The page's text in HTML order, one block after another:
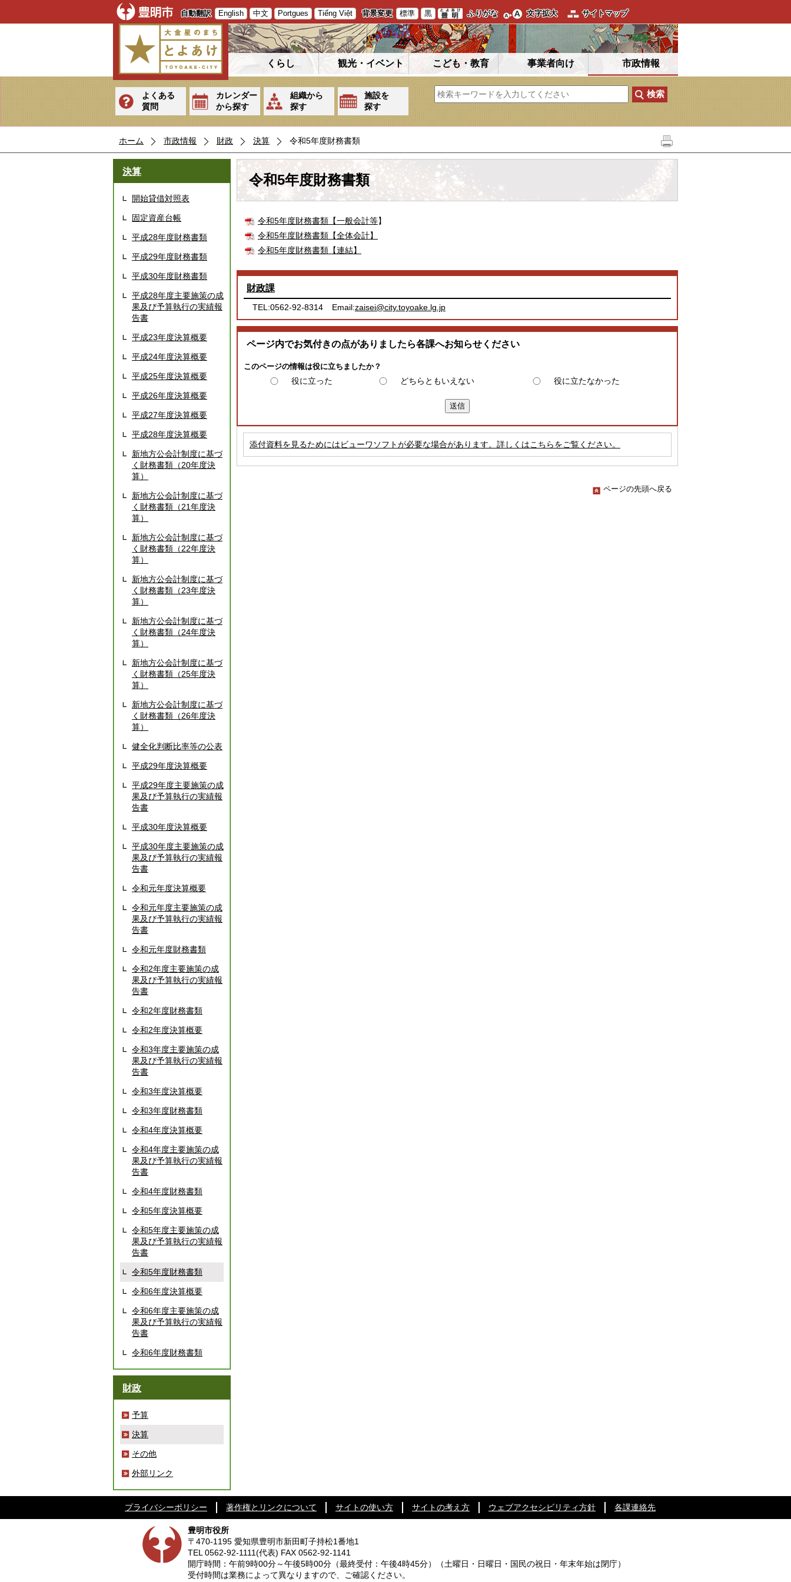
自動翻訳 English 中文 Portgues Tiếng Việt 背景変更 標準 黒 ふりがな 文字拡大 サイトマップ
くらし 観光・イベント こども・教育 事業者向け 市政情報
よくある
質問
カレンダー
から探す
組織から
探す
施設を
探す
ホーム 市政情報 財政 決算 令和5年度財務書類
決算
開始貸借対照表
固定資産台帳
平成28年度財務書類
平成29年度財務書類
平成30年度財務書類
平成28年度主要施策の成
果及び予算執行の実績報
告書
平成23年度決算概要
平成24年度決算概要
平成25年度決算概要
平成26年度決算概要
平成27年度決算概要
平成28年度決算概要
新地方公会計制度に基づ
く財務書類（20年度決
算）
新地方公会計制度に基づ
く財務書類（21年度決
算）
新地方公会計制度に基づ
く財務書類（22年度決
算）
新地方公会計制度に基づ
く財務書類（23年度決
算）
新地方公会計制度に基づ
く財務書類（24年度決
算）
新地方公会計制度に基づ
く財務書類（25年度決
算）
新地方公会計制度に基づ
く財務書類（26年度決
算）
健全化判断比率等の公表
平成29年度決算概要
平成29年度主要施策の成
果及び予算執行の実績報
告書
平成30年度決算概要
平成30年度主要施策の成
果及び予算執行の実績報
告書
令和元年度決算概要
令和元年度主要施策の成
果及び予算執行の実績報
告書
令和元年度財務書類
令和2年度主要施策の成
果及び予算執行の実績報
告書
令和2年度財務書類
令和2年度決算概要
令和3年度主要施策の成
果及び予算執行の実績報
告書
令和3年度決算概要
令和3年度財務書類
令和4年度決算概要
令和4年度主要施策の成
果及び予算執行の実績報
告書
令和4年度財務書類
令和5年度決算概要
令和5年度主要施策の成
果及び予算執行の実績報
告書
令和5年度財務書類
令和6年度決算概要
令和6年度主要施策の成
果及び予算執行の実績報
告書
令和6年度財務書類
財政
予算
決算
その他
外部リンク
令和5年度財務書類
令和5年度財務書類【一般会計等】
令和5年度財務書類【全体会計】
令和5年度財務書類【連結】
財政課
TEL:0562-92-8314 Email:zaisei@city.toyoake.lg.jp
ページ内でお気付きの点がありましたら各課へお知らせください
このページの情報は役に立ちましたか？
役に立った どちらともいえない 役に立たなかった
添付資料を見るためにはビューワソフトが必要な場合があります。詳しくはこちらをご覧ください。
ページの先頭へ戻る
プライバシーポリシー 著作権とリンクについて サイトの使い方 サイトの考え方 ウェブアクセシビリティ方針 各課連絡先
豊明市役所
〒470-1195 愛知県豊明市新田町子持松1番地1
TEL 0562-92-1111(代表) FAX 0562-92-1141
開庁時間：午前9時00分～午後5時00分 （最終受付：午後4時45分）
（土曜日・日曜日・国民の祝日・年末年始は閉庁）
受付時間は業務によって異なりますので、ご確認ください。